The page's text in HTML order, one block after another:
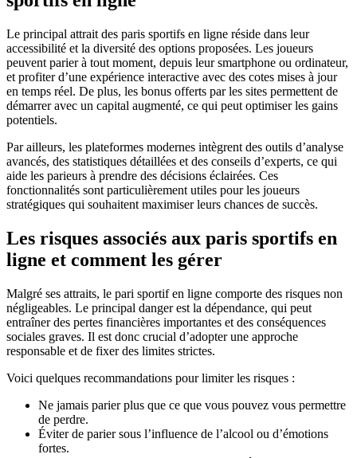
Le principal attrait des paris sportifs en ligne réside dans leur
accessibilité et la diversité des options proposées. Les joueurs
peuvent parier à tout moment, depuis leur smartphone ou ordinateur,
et profiter d’une expérience interactive avec des cotes mises à jour
en temps réel. De plus, les bonus offerts par les sites permettent de
démarrer avec un capital augmenté, ce qui peut optimiser les gains
potentiels.
Par ailleurs, les plateformes modernes intègrent des outils d’analyse
avancés, des statistiques détaillées et des conseils d’experts, ce qui
aide les parieurs à prendre des décisions éclairées. Ces
fonctionnalités sont particulièrement utiles pour les joueurs
stratégiques qui souhaitent maximiser leurs chances de succès.
Les risques associés aux paris sportifs en
ligne et comment les gérer
Malgré ses attraits, le pari sportif en ligne comporte des risques non
négligeables. Le principal danger est la dépendance, qui peut
entraîner des pertes financières importantes et des conséquences
sociales graves. Il est donc crucial d’adopter une approche
responsable et de fixer des limites strictes.
Voici quelques recommandations pour limiter les risques :
Ne jamais parier plus que ce que vous pouvez vous permettre
de perdre.
Éviter de parier sous l’influence de l’alcool ou d’émotions
fortes.